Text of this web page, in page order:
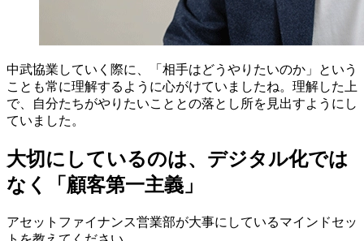
中武協業していく際に、「相手はどうやりたいのか」という
ことも常に理解するように心がけていましたね。理解した上
で、自分たちがやりたいこととの落とし所を見出すようにし
ていました。
大切にしているのは、デジタル化では
なく「顧客第一主義」
アセットファイナンス営業部が大事にしているマインドセッ